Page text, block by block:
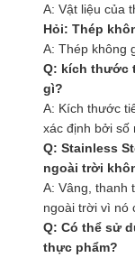
A: Vật liệu của
Hỏi: Thép
A: Thép không
Q: kích thước
gì?
A: Kích thước
xác định bởi số
Q: Stainless
ngoài trời
A: Vâng, thanh
ngoài trời vì nó
Q: Có thể sử
thực phẩm?